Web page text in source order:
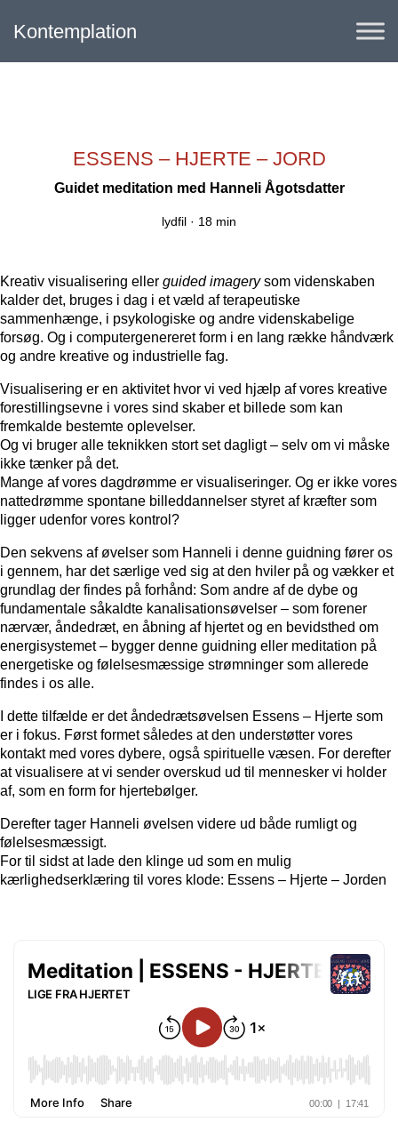
Kontemplation
ESSENS – HJERTE – JORD
Guidet meditation med Hanneli Ågotsdatter
lydfil · 18 min
Kreativ visualisering eller guided imagerysom videnskaben
kalder det, bruges i dag i et væld af terapeutiske
sammenhænge, i psykologiske og andre videnskabelige
forsøg. Og i computergenereret form i en lang række håndværk
og andre kreative og industrielle fag.
Visualisering er en aktivitet hvor vi ved hjælp af vores kreative
forestillingsevne i vores sind skaber et billede som kan
fremkalde bestemte oplevelser.
Og vi bruger alle teknikken stort set dagligt – selv om vi måske
ikke tænker på det.
Mange af vores dagdrømme er visualiseringer. Og er ikke vores
nattedrømme spontane billeddannelser styret af kræfter som
ligger udenfor vores kontrol?
Den sekvens af øvelser som Hanneli i denne guidning fører os
i gennem, har det særlige ved sig at den hviler på og vækker et
grundlag der findes på forhånd: Som andre af de dybe og
fundamentale såkaldte kanalisationsøvelser – som forener
nærvær, åndedræt, en åbning af hjertet og en bevidsthed om
energisystemet – bygger denne guidning eller meditation på
energetiske og følelsesmæssige strømninger som allerede
findes i os alle.
I dette tilfælde er det åndedrætsøvelsen Essens – Hjerte som
er i fokus. Først formet således at den understøtter vores
kontakt med vores dybere, også spirituelle væsen. For derefter
at visualisere at vi sender overskud ud til mennesker vi holder
af, som en form for hjertebølger.
Derefter tager Hanneli øvelsen videre ud både rumligt og
følelsesmæssigt.
For til sidst at lade den klinge ud som en mulig
kærlighedserklæring til vores klode: Essens – Hjerte – Jorden